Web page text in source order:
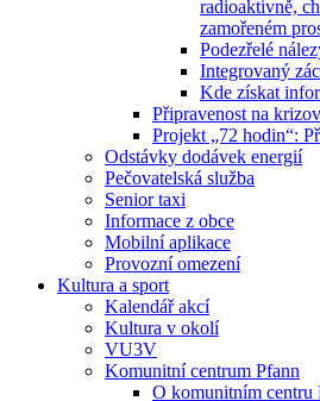
radioaktivně,
zamořeném
Podezřelé
Integrovaný
Kde získat
Připravenost na
Projekt „72 hodin“:
Odstávky dodávek energií
Pečovatelská služba
Senior taxi
Informace z obce
Mobilní aplikace
Provozní omezení
Kultura a sport
Kalendář akcí
Kultura v okolí
VU3V
Komunitní centrum Pfann
O komunitním centru